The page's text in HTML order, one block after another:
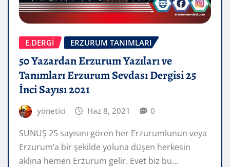
E.DERGİ ERZURUM TANIMLARI
50 Yazardan Erzurum Yazıları ve
Tanımları Erzurum Sevdası Dergisi 25
İnci Sayısı 2021
yönetici Haz 8, 2021 0
SUNUŞ 25 sayısını gören her Erzurumlunun veya
Erzurum’a bir şekilde yoluna düşen herkesin
aklına hemen Erzurum gelir. Evet biz bu…